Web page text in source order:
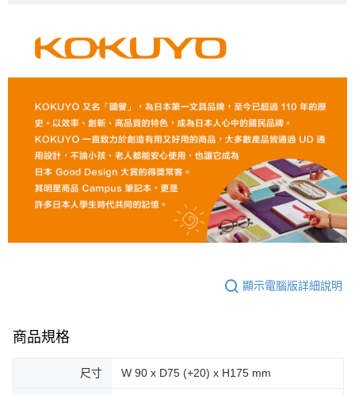
顯示電腦版詳細說明
商品規格
尺寸 W 90 x D75 (+20) x H175 mm